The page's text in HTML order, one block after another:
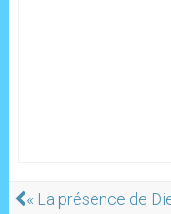
« La présence de